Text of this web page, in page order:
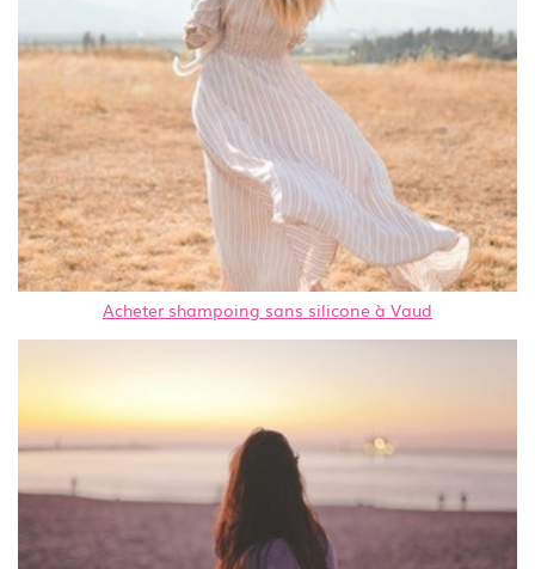
Acheter shampoing sans silicone à Vaud